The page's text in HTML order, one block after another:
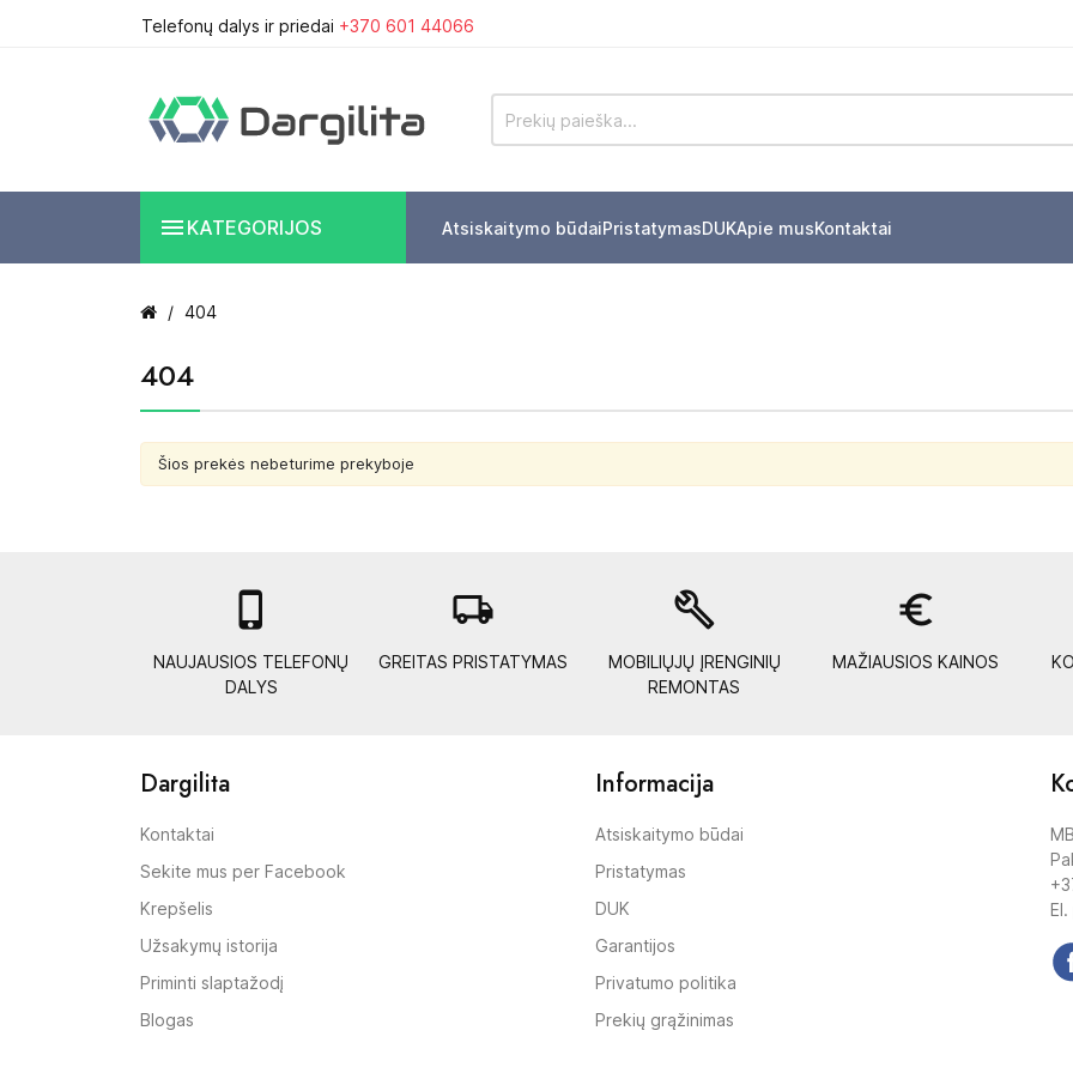
Telefonų dalys ir priedai +370 601 44066
 KATEGORIJOS Atsiskaitymo būdaiPristatymasDUKApie musKontaktai
404
404
Šios prekės nebeturime prekyboje

NAUJAUSIOS TELEFONŲ
DALYS
local_shipping
GREITAS PRISTATYMAS
build
MOBILIŲJŲ ĮRENGINIŲ
REMONTAS
euro_symbol
MAŽIAUSIOS KAINOS
Dargilita
Kontaktai
Sekite mus per Facebook
Krepšelis
Užsakymų istorija
Priminti slaptažodį
Blogas
Informacija
Atsiskaitymo būdai
Pristatymas
DUK
Garantijos
Privatumo politika
Prekių grąžinimas